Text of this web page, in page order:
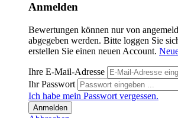
Anmelden
Bewertungen können nur von
abgegeben werden. Bitte loggen Sie
erstellen Sie einen neuen Account.
Ihre E-Mail-Adresse
Ihr Passwort
Ich habe mein Passwort vergessen.
Anmelden